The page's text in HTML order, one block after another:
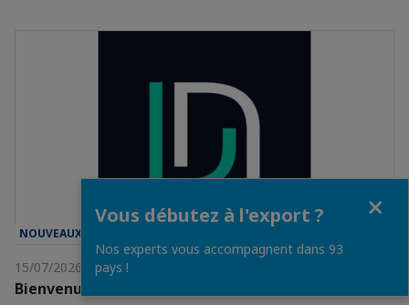
NOUVEAUX MEMBRES
15/07/2026
Bienvenue à notre nouveau membre : DataDrill
Vous débutez à l'export ?
Nos experts vous accompagnent dans 93
pays !